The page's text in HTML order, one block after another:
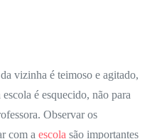
vizinha é teimoso e agitado,
é esquecido, não para
Observar os
com aescola são importantes